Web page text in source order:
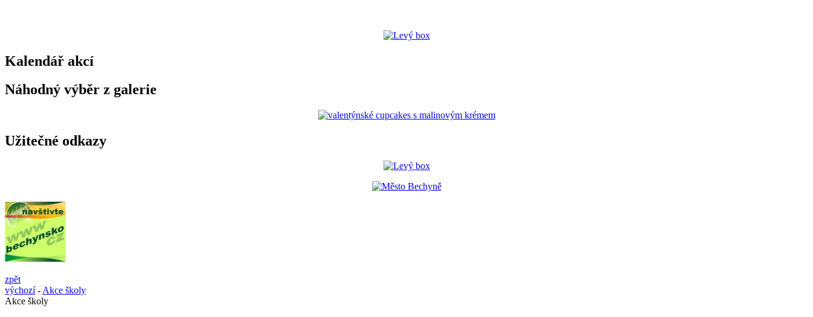
Kalendář akcí
Náhodný výběr z galerie
Užitečné odkazy
zpět
výchozí-Akce školy
Akce školy